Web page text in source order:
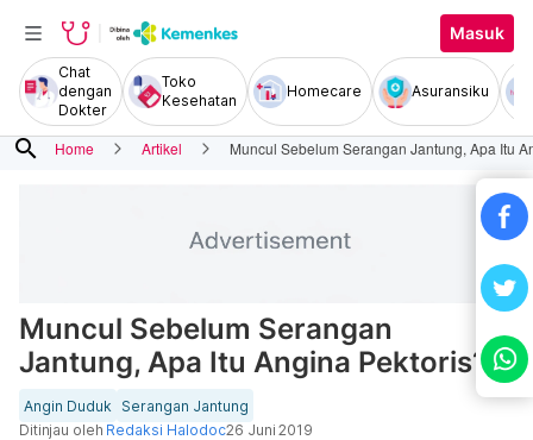
Masuk
Chat
dengan
Dokter
Toko
Kesehatan
Homecare Asuransiku
search Home Artikel Muncul Sebelum Serangan Jantung, Apa Itu
Muncul Sebelum Serangan
Jantung, Apa Itu Angina Pektoris?
Angin Duduk
Serangan Jantung
Ditinjau oleh Redaksi Halodoc26 Juni 2019